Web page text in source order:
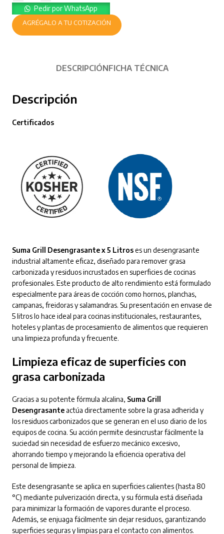
Pedir por WhatsApp
AGRÉGALO A TU COTIZACIÓN
DESCRIPCIÓNFICHA TÉCNICA
Descripción
Certificados
Suma Grill Desengrasante x 5 Litroses un desengrasante
industrial altamente eficaz, diseñado para remover grasa
carbonizada y residuos incrustados en superficies de cocinas
profesionales. Este producto de alto rendimiento está formulado
especialmente para áreas de cocción como hornos, planchas,
campanas, freidoras y salamandras. Su presentación en envase de
5 litros lo hace ideal para cocinas institucionales, restaurantes,
hoteles y plantas de procesamiento de alimentos que requieren
una limpieza profunda y frecuente.
Limpieza eficaz de superficies con
grasa carbonizada
Gracias a su potente fórmula alcalina, Suma Grill
Desengrasanteactúa directamente sobre la grasa adherida y
los residuos carbonizados que se generan en el uso diario de los
equipos de cocina. Su acción permite desincrustar fácilmente la
suciedad sin necesidad de esfuerzo mecánico excesivo,
ahorrando tiempo y mejorando la eficiencia operativa del
personal de limpieza.
Este desengrasante se aplica en superficies calientes (hasta 80
°C) mediante pulverización directa, y su fórmula está diseñada
para minimizar la formación de vapores durante el proceso.
Además, se enjuaga fácilmente sin dejar residuos, garantizando
superficies seguras y limpias para el contacto con alimentos.